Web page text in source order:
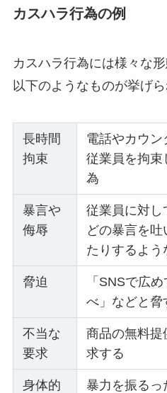
カスハラ行為の例
カスハラ行為には様々な
以下のようなものが挙げら
長時間
拘束
電話やカウン
従業員を拘束
為
暴言や
侮辱
従業員に対し
どの暴言を
たりするよう
脅迫
「SNSで広
べ」などと脅
不当な
要求
商品の無料提
求する
身体的
暴力を振るっ